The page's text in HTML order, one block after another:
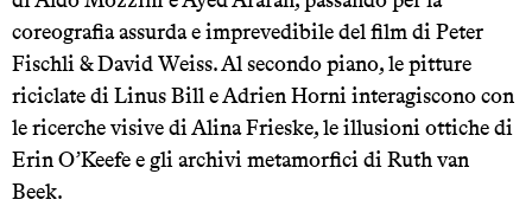
coreografia assurda e imprevedibile del film di Peter
Fischli & David Weiss. Al secondo piano, le pitture
riciclate di Linus Bill e Adrien Horni interagiscono con
le ricerche visive di Alina Frieske, le illusioni ottiche di
Erin O’Keefe e gli archivi metamorfici di Ruth van
Beek.